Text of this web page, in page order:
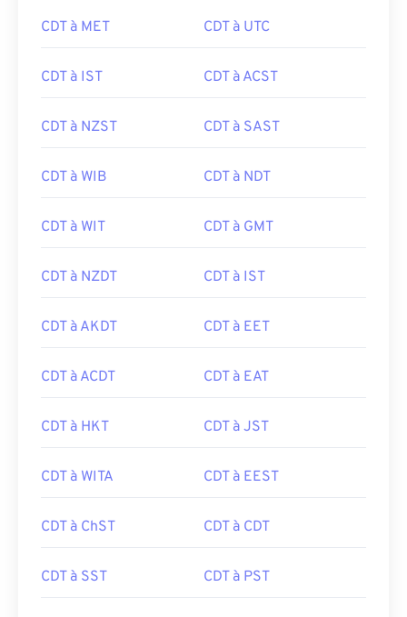
CDT à MET CDT à UTC
CDT à IST CDT à ACST
CDT à NZST CDT à SAST
CDT à WIB CDT à NDT
CDT à WIT CDT à GMT
CDT à NZDT CDT à IST
CDT à AKDT CDT à EET
CDT à ACDT CDT à EAT
CDT à HKT CDT à JST
CDT à WITA CDT à EEST
CDT à ChST CDT à CDT
CDT à SST CDT à PST